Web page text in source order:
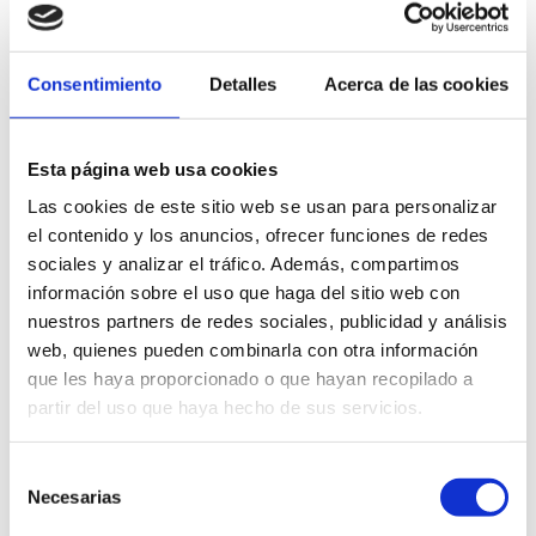
Consentimiento Detalles Acerca de las cookies
Esta página web usa cookies
Las cookies de este sitio web se usan para personalizar
el contenido y los anuncios, ofrecer funciones de redes
sociales y analizar el tráfico. Además, compartimos
información sobre el uso que haga del sitio web con
nuestros partners de redes sociales, publicidad y análisis
web, quienes pueden combinarla con otra información
que les haya proporcionado o que hayan recopilado a
partir del uso que haya hecho de sus servicios.
Necesarias
RELACIONADOS